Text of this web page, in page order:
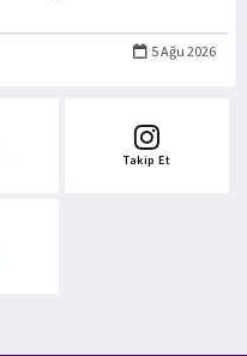
5 Ağu 2026
Takip Et